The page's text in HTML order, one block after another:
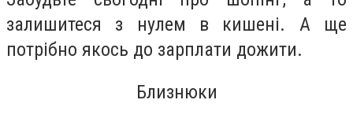
залишитеся з нулем в кишені. А ще
потрібно якось до зарплати дожити.
Близнюки